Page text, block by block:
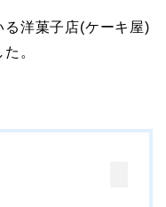
洋菓子店(ケーキ屋)
。